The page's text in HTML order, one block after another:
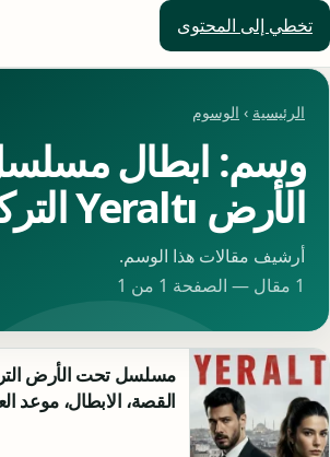
تخطي إلى المحتوى
حلول العالم
الرئيسية › الوسوم
وسم: ابطال
الأرض Yeraltı التركي
أرشيف مقالات هذا الوسم.
1 مقال — الصفحة 1 من 1
القصة، الابطال، موعد